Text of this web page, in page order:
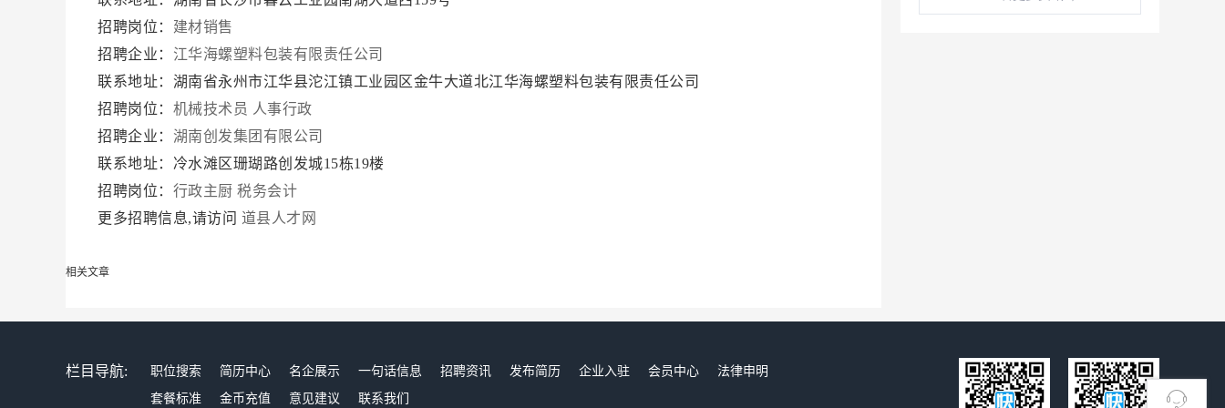
招聘岗位： 建材销售
招聘企业： 江华海螺塑料包装有限责任公司
联系地址：湖南省永州市江华县沱江镇工业园区金牛大道北江华海螺塑料包装有限责任公司
招聘岗位： 机械技术员 人事行政
招聘企业： 湖南创发集团有限公司
联系地址：冷水滩区珊瑚路创发城15栋19楼
招聘岗位： 行政主厨 税务会计
更多招聘信息,请访问 道县人才网
相关文章
栏目导航: 职位搜索 简历中心 名企展示 一句话信息 招聘资讯 发布简历 企业入驻 会员中心
法律申明
套餐标准
金币充值 意见建议 联系我们